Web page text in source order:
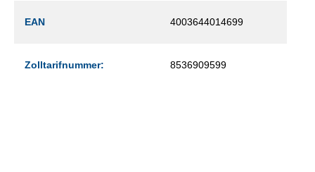
EAN 4003644014699
Zolltarifnummer: 8536909599